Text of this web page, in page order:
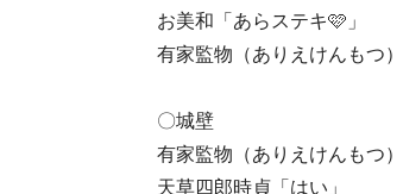
お美和「あらステキ🩷」
有家監物（ありえけんもつ
〇城壁
有家監物（ありえけんもつ
天草四郎時貞「はい」